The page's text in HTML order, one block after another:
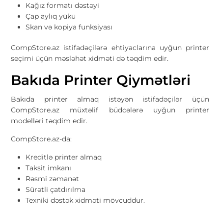
Kağız formatı dəstəyi
Çap aylıq yükü
Skan və kopiya funksiyası
CompStore.az istifadəçilərə ehtiyaclarına uyğun printer
seçimi üçün məsləhət xidməti də təqdim edir.
Bakıda Printer Qiymətləri
Bakıda printer almaq istəyən istifadəçilər üçün
CompStore.az müxtəlif büdcələrə uyğun printer
modelləri təqdim edir.
CompStore.az-da:
Kreditlə printer almaq
Taksit imkanı
Rəsmi zəmanət
Sürətli çatdırılma
Texniki dəstək xidməti mövcuddur.